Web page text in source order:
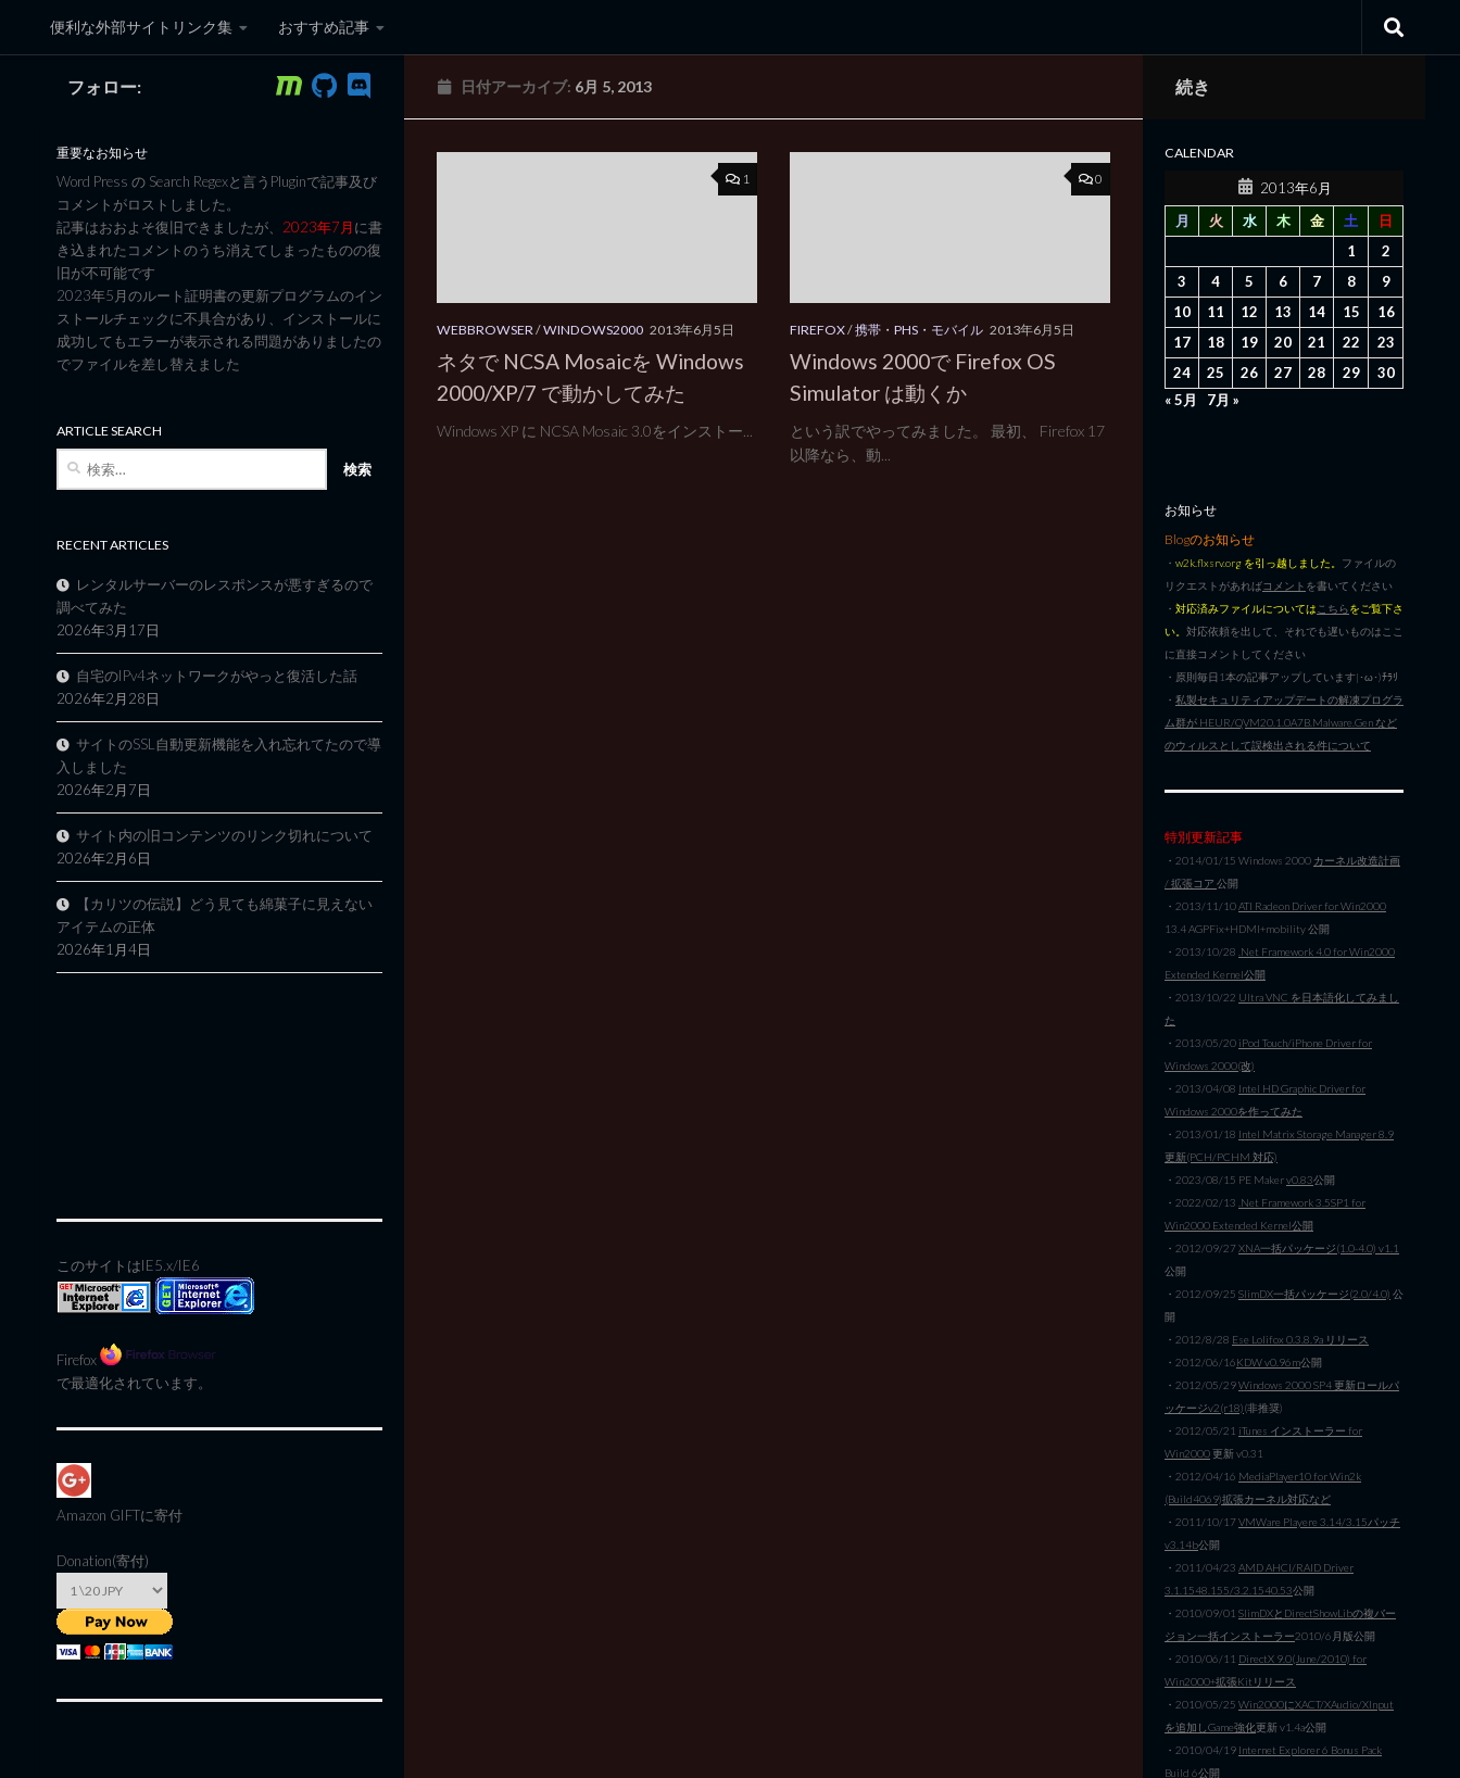
コンテンツへスキップ
便利な外部サイトリンク集 おすすめ記事
黒翼猫のコンピュータ日記 3rd Edition
日付アーカイブ: 6月 5, 2013
1
WEBBROWSER/WINDOWS2000 2013年6月5日
ネタで NCSA Mosaicを Windows
2000/XP/7 で動かしてみた
Windows XP に NCSA Mosaic 3.0をインストー...
0
FIREFOX/携帯・PHS・モバイル 2013年6月5日
Windows 2000で Firefox OS
Simulator は動くか
という訳でやってみました。 最初、 Firefox 17
以降なら、動...
フォロー:
重要なお知らせ
Word Press の Search Regexと言うPluginで記事及び
コメントがロストしました。
記事はおおよそ復旧できましたが、 2023年7月に書
き込まれたコメントのうち消えてしまったものの復
旧が不可能です
2023年5月のルート証明書の更新プログラムのイン
ストールチェックに不具合があり、インストールに
成功してもエラーが表示される問題がありましたの
でファイルを差し替えました
ARTICLE SEARCH
RECENT ARTICLES
レンタルサーバーのレスポンスが悪すぎるので
調べてみた
2026年3月17日
自宅のIPv4ネットワークがやっと復活した話
2026年2月28日
サイトのSSL自動更新機能を入れ忘れてたので導
入しました
2026年2月7日
サイト内の旧コンテンツのリンク切れについて
2026年2月6日
【カリツの伝説】どう見ても綿菓子に見えない
アイテムの正体
2026年1月4日
このサイトはIE5.x/IE6
Firefox
で最適化されています。
Amazon GIFTに寄付
Donation(寄付)
続き
CALENDAR
2013年6月
月
火 水 木 金 土
日
1
2
3
4 5 6 7 8
9
10
11 12 13 14 15
16
17
18 19 20 21 22
23
24
25 26 27 28 29
30
« 5月
7月 »
お知らせ
Blogのお知らせ
・ w2k.flxsrv.org を引っ越しました。 ファイルの
リクエストがあればコメント を書いてください
・ 対応済みファイルについては こちらをご覧下さ
い。 対応依頼を出して、それでも遅いものはここ
に直接コメントしてください
・原則毎日1本の記事アップしています|･ω･)ﾁﾗﾘ
・ 私製セキュリティアップデートの解凍プログラ
ム群が HEUR/QVM20.1.0A7B.Malware.Gen など
のウィルスとして誤検出される件について
特別更新記事
・2014/01/15 Windows 2000 カーネル改造計画
/ 拡張コア 公開
・2013/11/10ATI Radeon Driver for Win2000
13.4 AGPFix+HDMI+mobility 公開
・2013/10/28 .Net Framework 4.0 for Win2000
Extended Kernel公開
・2013/10/22 Ultra VNC を日本語化してみまし
た
・2013/05/20 iPod Touch/iPhone Driver for
Windows 2000(改)
・2013/04/08 Intel HD Graphic Driver for
Windows 2000を作ってみた
・2013/01/18 Intel Matrix Storage Manager 8.9
更新(PCH/PCHM 対応)
・2023/08/15 PE Makerv0.83公開
・2022/02/13 .Net Framework 3.5SP1 for
Win2000 Extended Kernel公開
・2012/09/27XNA一括パッケージ(1.0-4.0) v1.1
公開
・2012/09/25 SlimDX一括パッケージ(2.0/4.0) 公
開
・2012/8/28 Ese Lolifox 0.3.8.9a リリース
・2012/06/16KDW v0.96m公開
・2012/05/29Windows 2000 SP4 更新ロールパ
ッケージv2(r18)(非推奨)
・2012/05/21 iTunes インストーラー for
Win2000更新 v0.31
・2012/04/16 MediaPlayer10 for Win2k
(Build4069)拡張カーネル対応など
・2011/10/17VMWare Playere 3.14/3.15パッチ
v3.14b公開
・2011/04/23 AMD AHCI/RAID Driver
3.1.1548.155/3.2.1540.53公開
・2010/09/01 SlimDXとDirectShowLibの複バー
ジョン一括インストーラー2010/6月版公開
・2010/06/11 DirectX 9.0(June/2010) for
Win2000+拡張Kitリリース
・2010/05/25 Win2000にXACT/XAudio/XInput
を追加しGame強化更新 v1.4a公開
・2010/04/19 Internet Explorer 6 Bonus Pack
Build 6公開